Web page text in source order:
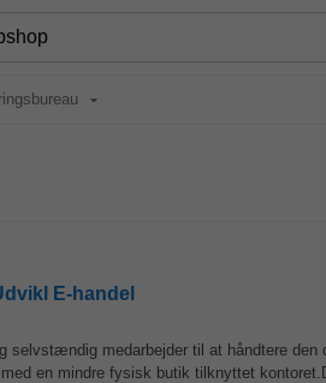
E-handel
selvstændig medarbejder til at håndtere den
en mindre fysisk butik tilknyttet